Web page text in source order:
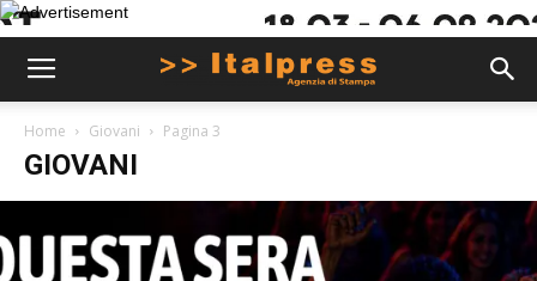
Home Giovani Pagina 3
GIOVANI